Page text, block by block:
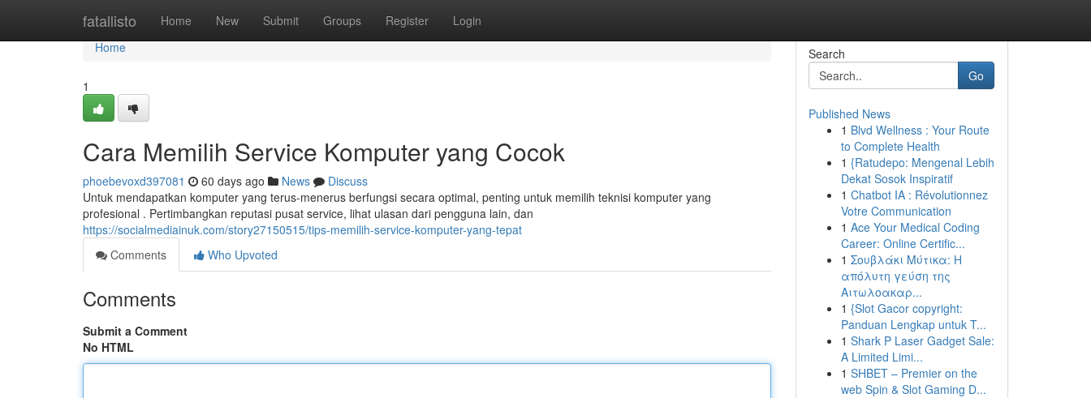
fatallisto Home New Submit Groups Register Login
Home
Home
1
Cara Memilih Service Komputer yang Cocok
phoebevoxd397081 60 days ago News
Discuss
Untuk mendapatkan komputer yang terus-menerus berfungsi secara optimal, penting untuk memilih teknisi komputer yang
profesional . Pertimbangkan reputasi pusat service, lihat ulasan dari pengguna lain, dan
https://socialmediainuk.com/story27150515/tips-memilih-service-komputer-yang-tepat
Comments
Who Upvoted
Comments
Submit a Comment
No HTML
Search
Go
Published News
1 Blvd Wellness : Your Route
to Complete Health
1 {Ratudepo: Mengenal Lebih
Dekat Sosok Inspiratif
1 Chatbot IA : Révolutionnez
Votre Communication
1 Ace Your Medical Coding
Career: Online Certific...
1 Σουβλάκι Μύτικα: Η
απόλυτη γεύση της
Αιτωλοακαρ...
1 {Slot Gacor copyright:
Panduan Lengkap untuk T...
1 Shark P Laser Gadget Sale:
A Limited Limi...
1 SHBET – Premier on the
web Spin & Slot Gaming D...